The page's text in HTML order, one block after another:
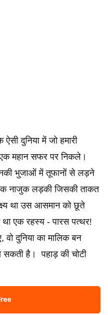
दुनिया में जो हमारी
महान सफर पर निकले।
भुजाओं में तूफानों से लड़ने
नाजुक लड़की जिसकी ताकत
था उस आसमान को छूते
एक रहस्य - पारस पत्थर!
दुनिया का मालिक बन
सकती है। पहाड़ की चोटी